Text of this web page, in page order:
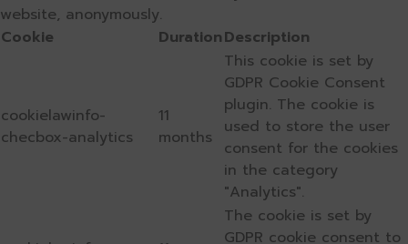
website, anonymously.
Cookie
DurationDescription
cookielawinfo-
checbox-analytics
11
months
This cookie is set by
GDPR Cookie Consent
plugin. The cookie is
used to store the user
consent for the cookies
in the category
"Analytics".
The cookie is set by
GDPR cookie consent to